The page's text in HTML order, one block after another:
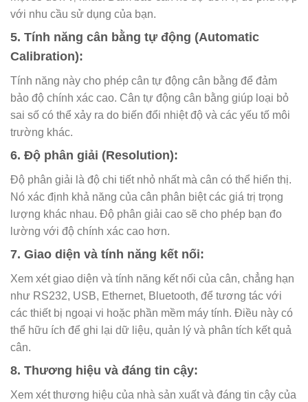
với nhu cầu sử dụng của bạn.
5. Tính năng cân bằng tự động (Automatic
Calibration):
Tính năng này cho phép cân tự động cân bằng để đảm
bảo độ chính xác cao. Cân tự động cân bằng giúp loại bỏ
sai số có thể xảy ra do biến đổi nhiệt độ và các yếu tố môi
trường khác.
6. Độ phân giải (Resolution):
Độ phân giải là độ chi tiết nhỏ nhất mà cân có thể hiển thị.
Nó xác định khả năng của cân phân biệt các giá trị trọng
lượng khác nhau. Độ phân giải cao sẽ cho phép bạn đo
lường với độ chính xác cao hơn.
7. Giao diện và tính năng kết nối:
Xem xét giao diện và tính năng kết nối của cân, chẳng hạn
như RS232, USB, Ethernet, Bluetooth, để tương tác với
các thiết bị ngoại vi hoặc phần mềm máy tính. Điều này có
thể hữu ích để ghi lại dữ liệu, quản lý và phân tích kết quả
cân.
8. Thương hiệu và đáng tin cậy:
Xem xét thương hiệu của nhà sản xuất và đáng tin cậy của